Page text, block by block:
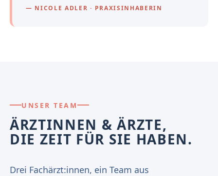
— NICOLE ADLER · PRAXISINHABERIN
UNSER TEAM
ÄRZTINNEN & ÄRZTE,
DIE ZEIT FÜR SIE HABEN.
Drei Fachärzt:innen, ein Team aus